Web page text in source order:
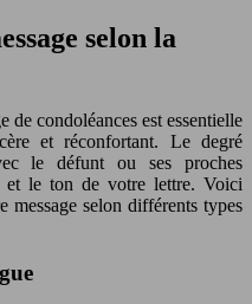
selon la
de condoléances est essentielle
et réconfortant. Le degré
le défunt ou ses proches
et le ton de votre lettre. Voici
message selon différents types